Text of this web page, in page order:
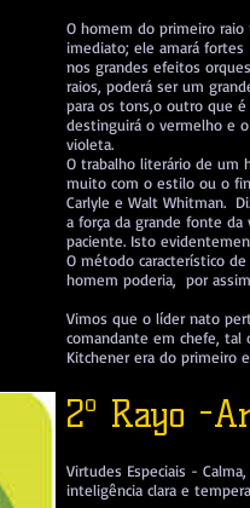
O homem do primeiro
imediato; ele amará
nos grandes efeitos
raios, poderá ser um
para os tons,o outro que é
destinguirá o vermelho e
violeta.
O trabalho literário de um
muito com o estilo ou o
Carlyle e Walt Whitman.
a força da grande fonte
paciente. Isto
O método característico
homem poderia, por
Vimos que o líder nato
comandante em chefe, tal
Kitchener era do primeiro
2º Rayo -
Virtudes Especiais -
inteligência clara e